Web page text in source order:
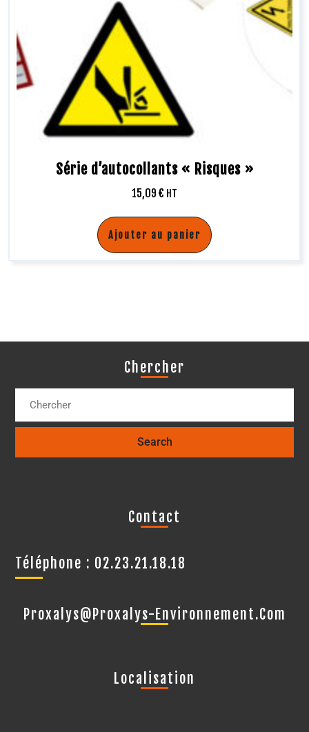
Série d’autocollants « Risques »
15,09 € HT
Ajouter au panier
Chercher
Contact
Téléphone : 02.23.21.18.18
Proxalys@proxalys-Environnement.com
Localisation